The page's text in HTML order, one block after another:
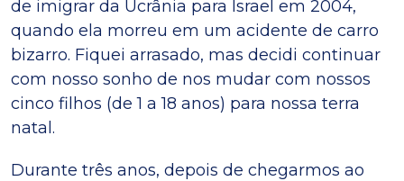
de imigrar da Ucrânia para Israel em 2004,
quando ela morreu em um acidente de carro
bizarro. Fiquei arrasado, mas decidi continuar
com nosso sonho de nos mudar com nossos
cinco filhos (de 1 a 18 anos) para nossa terra
natal.
Durante três anos, depois de chegarmos ao